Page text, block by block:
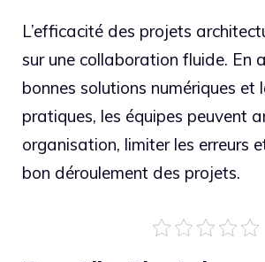
L’efficacité des projets
sur une collaboration fluide. En
bonnes solutions numériques et
pratiques, les équipes peuvent
organisation, limiter les erreurs
bon déroulement des projets.